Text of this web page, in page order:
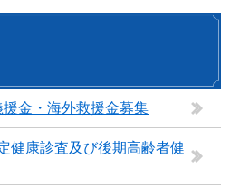
援金・海外救援金募集
康診査及び後期高齢者健